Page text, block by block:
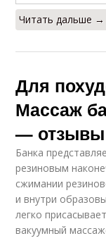
Читать дальше →
Для
Массаж
— отзывы
Банка
резиновым
сжимании
и внутри
легко
вакуумный